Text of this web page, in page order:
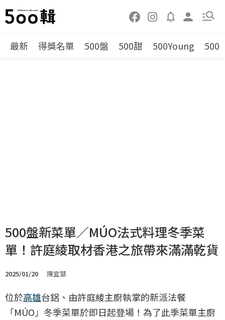
最新 得獎名單 500盤 500甜 500Young 500
500盤新菜單／MÚO法式料理冬季菜
單！許庭綾取材香港之旅帶來滿滿乾貨
2025/01/20 陳宜慧
位於高雄台鋁、由許庭綾主廚執掌的新派法餐
「MÚO」冬季菜單於即日起登場！為了此季菜單主廚